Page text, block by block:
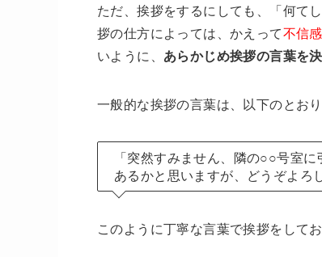
ただ、挨拶をするにしても、「何て
拶の仕方によっては、かえって不信感
いように、 あらかじめ挨拶の言葉を
一般的な挨拶の言葉は、以下のとおり
「突然すみません、隣の○○号室
あるかと思いますが、どうぞよろ
このように丁寧な言葉で挨拶をして